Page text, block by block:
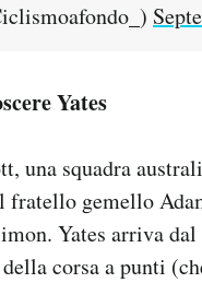
Yates
una squadra
fratello gemello
Yates arriva
corsa a punti